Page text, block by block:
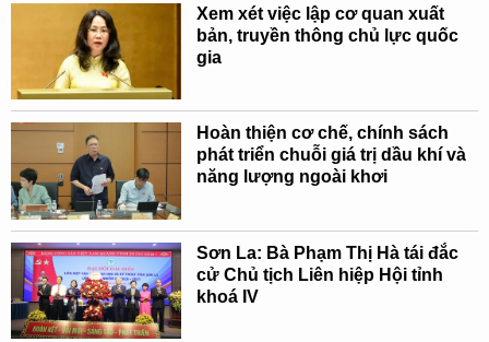
Xem xét việc lập cơ quan xuất
bản, truyền thông chủ lực quốc
gia
Hoàn thiện cơ chế, chính sách
phát triển chuỗi giá trị dầu khí và
năng lượng ngoài khơi
Sơn La: Bà Phạm Thị Hà tái đắc
cử Chủ tịch Liên hiệp Hội tỉnh
khoá IV